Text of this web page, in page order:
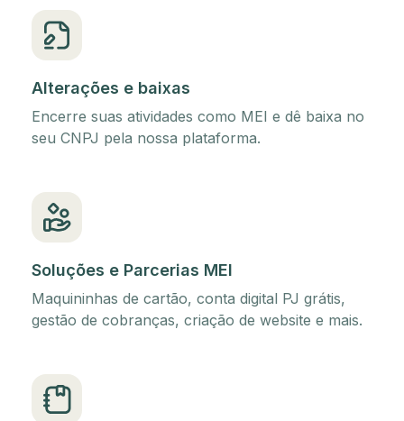
Alterações e baixas
Encerre suas atividades como MEI e dê baixa no
seu CNPJ pela nossa plataforma.
Soluções e Parcerias MEI
Maquininhas de cartão, conta digital PJ grátis,
gestão de cobranças, criação de website e mais.